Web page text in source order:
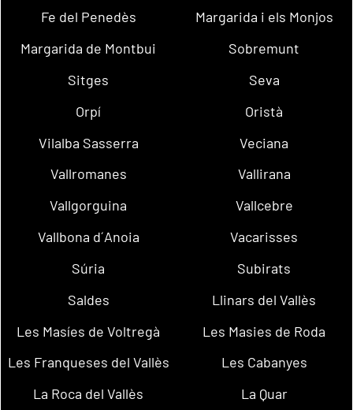
Fe del Penedès
Margarida i els Monjos
Margarida de Montbui
Sobremunt
Sitges
Seva
Orpí
Oristà
Vilalba Sasserra
Veciana
Vallromanes
Vallirana
Vallgorguina
Vallcebre
Vallbona d´Anoia
Vacarisses
Súria
Subirats
Saldes
Llinars del Vallès
Les Masíes de Voltregà
Les Masies de Roda
Les Franqueses del Vallès
Les Cabanyes
La Roca del Vallès
La Quar